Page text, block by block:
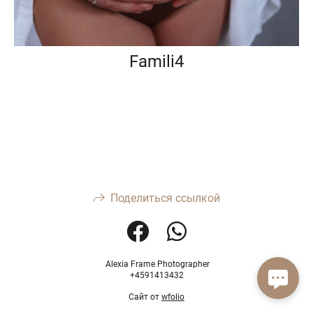
Famili4
Поделиться ссылкой
Alexia Frame Photographer
+4591413432
Сайт от wfolio